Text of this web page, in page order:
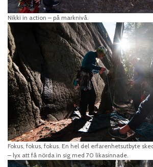
Nikki in action – på marknivå.
Fokus, fokus, fokus. En hel del erfarenhetsutbyte
– lyx att få nörda in sig med 70 likasinnade.